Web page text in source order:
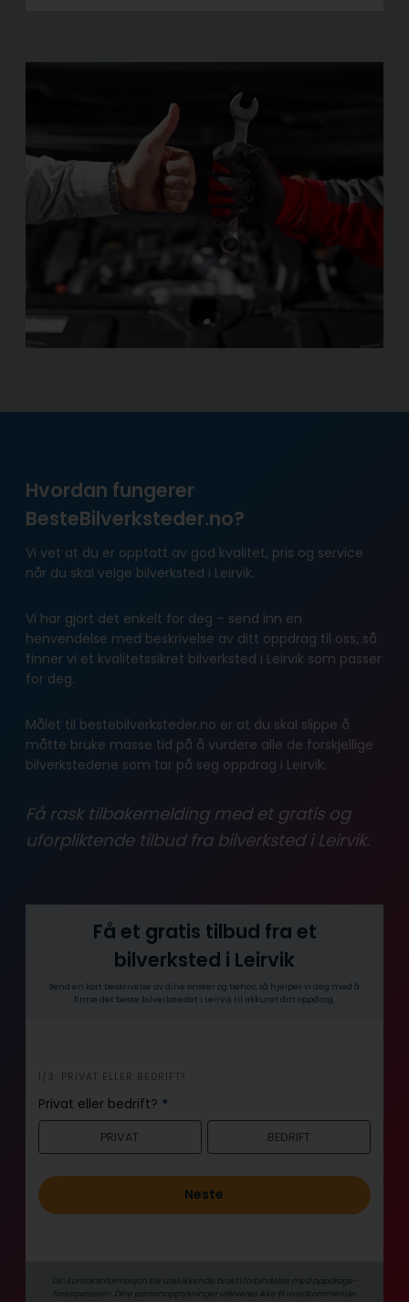
Hvordan fungerer
BesteBilverksteder.no?
Vi vet at du er opptatt av god kvalitet, pris og service
når du skal velge bilverksted i Leirvik.
Vi har gjort det enkelt for deg – send inn en
henvendelse med beskrivelse av ditt oppdrag til oss, så
finner vi et kvalitetssikret bilverksted i Leirvik som passer
for deg.
Målet til bestebilverksteder.no er at du skal slippe å
måtte bruke masse tid på å vurdere alle de forskjellige
bilverkstedene som tar på seg oppdrag i Leirvik.
Få rask tilbakemelding med et gratis og
uforpliktende tilbud fra bilverksted i Leirvik.
Få et gratis tilbud fra et
bilverksted i Leirvik
Send en kort beskrivelse av dine ønsker og behov, så hjelper vi deg med å
finne det beste bilverkstedet i Leirvik til akkurat ditt oppdrag.
i
n
n
o
d
1/3: PRIVAT ELLER BEDRIFT?
Privat eller bedrift? *
PRIVAT BEDRIFT
Neste
Din kontaktinformasjon blir utelukkende brukt i forbindelse med oppdrags­
forespørselen. Dine person­­opplysninger utleveres ikke til uvedkommende.